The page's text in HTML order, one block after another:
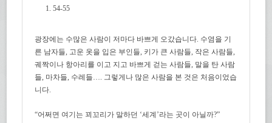
54-55
광장에는 수많은 사람이 저마다 바쁘게 오갔습니다. 수염을 기
른 남자들, 고운 옷을 입은 부인들, 키가 큰 사람들, 작은 사람들,
궤짝이나 항아리를 이고 지고 바쁘게 걷는 사람들, 말을 탄 사람
들, 마차들, 수레들…. 그렇게나 많은 사람을 본 것은 처음이었습
니다.
“어쩌면 여기는 꾀꼬리가 말하던 ‘세계’라는 곳이 아닐까?”